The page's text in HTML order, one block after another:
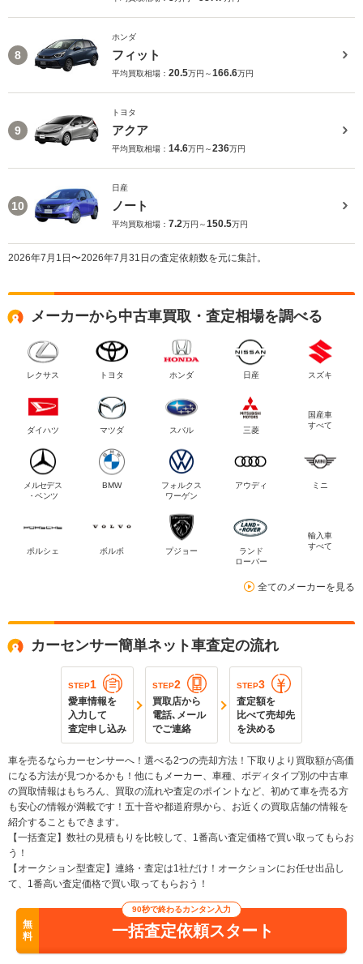
8
ホンダ
フィット
平均買取相場： 20.5万円～166.6万円
9
トヨタ
アクア
平均買取相場： 14.6万円～236万円
10
日産
ノート
平均買取相場： 7.2万円～150.5万円
2026年7月1日〜2026年7月31日の査定依頼数を元に集計。
メーカーから中古車買取・査定相場を調べる
レクサス トヨタ ホンダ 日産 スズキ
ダイハツ マツダ スバル 三菱
国産車
すべて
メルセデス
・ベンツ
BMW
フォルクス
ワーゲン
アウディ ミニ
ポルシェ ボルボ プジョー
ランド
ローバー
輸入車
すべて
全てのメーカーを見る
カーセンサー簡単ネット車査定の流れ
STEP1
愛車情報を
入力して
査定申し込み
STEP2
買取店から
電話､メール
でご連絡
STEP3
査定額を
比べて売却先
を決める
車を売るならカーセンサーへ！選べる2つの売却方法！下取りより買取額が高価
になる方法が見つかるかも！他にもメーカー、車種、ボディタイプ別の中古車
の買取情報はもちろん、買取の流れや査定のポイントなど、初めて車を売る方
も安心の情報が満載です！五十音や都道府県から、お近くの買取店舗の情報を
紹介することもできます。
【一括査定】数社の見積もりを比較して、1番高い査定価格で買い取ってもらお
う！
【オークション型査定】連絡・査定は1社だけ！オークションにお任せ出品し
て、1番高い査定価格で買い取ってもらおう！
無
料
90秒で終わるカンタン入力
一括査定依頼スタート